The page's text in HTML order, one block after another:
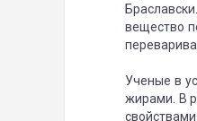
вещество
Ученые в
жирами. В